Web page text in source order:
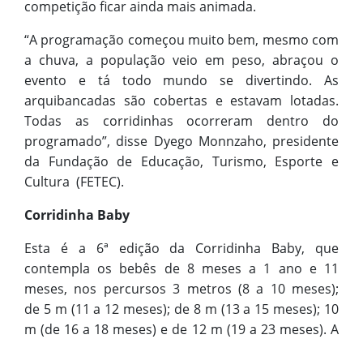
competição ficar ainda mais animada.
“A programação começou muito bem, mesmo com
a chuva, a população veio em peso, abraçou o
evento e tá todo mundo se divertindo. As
arquibancadas são cobertas e estavam lotadas.
Todas as corridinhas ocorreram dentro do
programado”, disse Dyego Monnzaho, presidente
da Fundação de Educação, Turismo, Esporte e
Cultura (FETEC).
Corridinha Baby
Esta é a 6ª edição da Corridinha Baby, que
contempla os bebês de 8 meses a 1 ano e 11
meses, nos percursos 3 metros (8 a 10 meses);
de 5 m (11 a 12 meses); de 8 m (13 a 15 meses); 10
m (de 16 a 18 meses) e de 12 m (19 a 23 meses). A